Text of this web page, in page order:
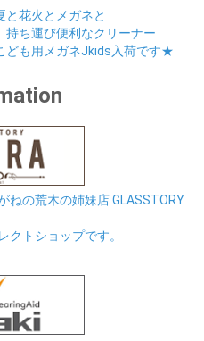
と花火とメガネと
持ち運び便利なクリーナー
ども用メガネJkids入荷です★
ねの荒木の姉妹店 GLASSTORY
クトショップです。